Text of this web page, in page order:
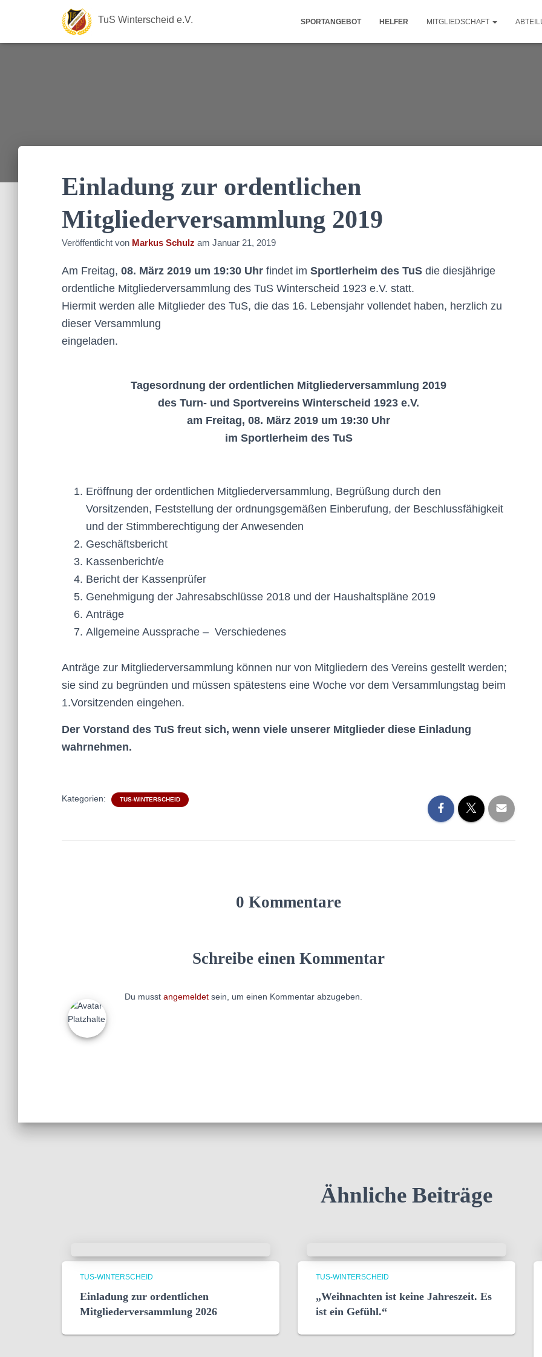
TuS Winterscheid e.V. SPORTANGEBOT HELFER MITGLIEDSCHAFT
Einladung zur ordentlichen
Mitgliederversammlung 2019
Veröffentlicht von Markus Schulz am Januar 21, 2019
Am Freitag, 08. März 2019 um 19:30 Uhr findet im Sportlerheim des TuS die diesjährige
ordentliche Mitgliederversammlung des TuS Winterscheid 1923 e.V. statt.
Hiermit werden alle Mitglieder des TuS, die das 16. Lebensjahr vollendet haben, herzlich zu
dieser Versammlung
eingeladen.
Tagesordnung der ordentlichen Mitgliederversammlung 2019
des Turn- und Sportvereins Winterscheid 1923 e.V.
am Freitag, 08. März 2019 um 19:30 Uhr
im Sportlerheim des TuS
Eröffnung der ordentlichen Mitgliederversammlung, Begrüßung durch den
Vorsitzenden, Feststellung der ordnungsgemäßen Einberufung, der Beschlussfähigkeit
und der Stimmberechtigung der Anwesenden
Geschäftsbericht
Kassenbericht/e
Bericht der Kassenprüfer
Genehmigung der Jahresabschlüsse 2018 und der Haushaltspläne 2019
Anträge
Allgemeine Aussprache – Verschiedenes
Anträge zur Mitgliederversammlung können nur von Mitgliedern des Vereins gestellt werden;
sie sind zu begründen und müssen spätestens eine Woche vor dem Versammlungstag beim
1.Vorsitzenden eingehen.
Der Vorstand des TuS freut sich, wenn viele unserer Mitglieder diese Einladung
wahrnehmen.
Kategorien: TUS-WINTERSCHEID
0 Kommentare
Schreibe einen Kommentar
Du musst angemeldet sein, um einen Kommentar abzugeben.
Ähnliche Beiträge
TUS-WINTERSCHEID
Einladung zur ordentlichen
Mitgliederversammlung 2026
TUS-WINTERSCHEID
„Weihnachten ist keine Jahreszeit. Es
ist ein Gefühl.“